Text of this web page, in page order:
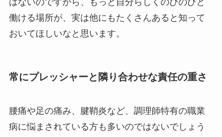
働ける場所が、実は他にもたくさんあると知って
おいてほしいなと思います。
常にプレッシャーと隣り合わせな責任の重さ
腰痛や足の痛み、腱鞘炎など、調理師特有の職業
病に悩まされている方も多いのではないでしょう